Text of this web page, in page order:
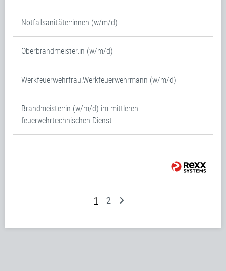
Notfallsanitäter:innen (w/m/d)
Oberbrandmeister:in (w/m/d)
Werkfeuerwehrfrau:Werkfeuerwehrmann (w/m/d)
Brandmeister:in (w/m/d) im mittleren
feuerwehrtechnischen Dienst
1 2